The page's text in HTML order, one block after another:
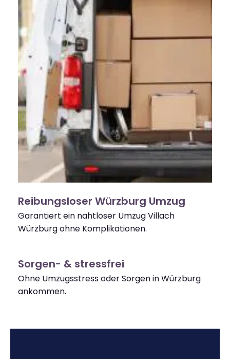
Reibungsloser Würzburg Umzug
Garantiert ein nahtloser Umzug Villach
Würzburg ohne Komplikationen.
Sorgen- & stressfrei
Ohne Umzugsstress oder Sorgen in Würzburg
ankommen.